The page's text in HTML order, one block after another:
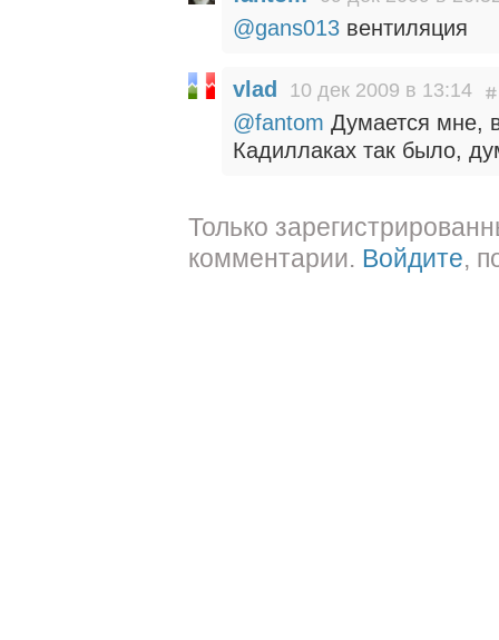
@gans013 вентиляция
vlad 10 дек 2009 в 13:14
@fantom Думается мне,
Кадиллаках так было,
Только
комментарии. Войдите,